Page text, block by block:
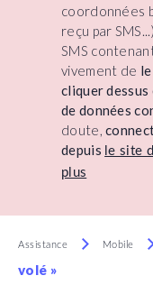
coordonnées
reçu par
SMS
vivement de
cliquer
de données
doute,
depuis le site
plus
Assistance Mobile
volé »